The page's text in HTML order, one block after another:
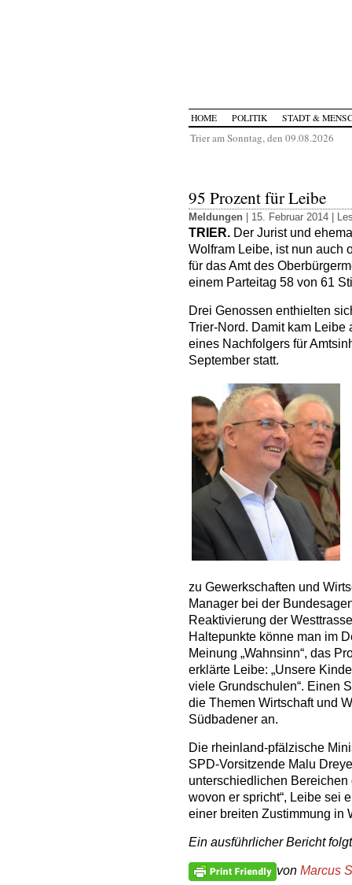
HOME POLITIK STADT &
Trier am Sonntag, den 09.08.2026
95 Prozent für Leibe
Meldungen | 15. Februar 2014 |
TRIER. Der Jurist und
Wolfram Leibe, ist nun auch
für das Amt des
einem Parteitag 58 von 61
Drei Genossen enthielten
Trier-Nord. Damit kam Leibe
eines Nachfolgers für
September statt.
zu Gewerkschaften und
Manager bei der
Reaktivierung der
Haltepunkte könne man im
Meinung „Wahnsinn“, das
erklärte Leibe: „Unsere
viele Grundschulen“. Einen
die Themen Wirtschaft und
Südbadener an.
Die rheinland-pfälzische
SPD-Vorsitzende Malu
unterschiedlichen Bereichen
wovon er spricht“, Leibe sei
einer breiten Zustimmung in
Ein ausführlicher Bericht
von Marcus